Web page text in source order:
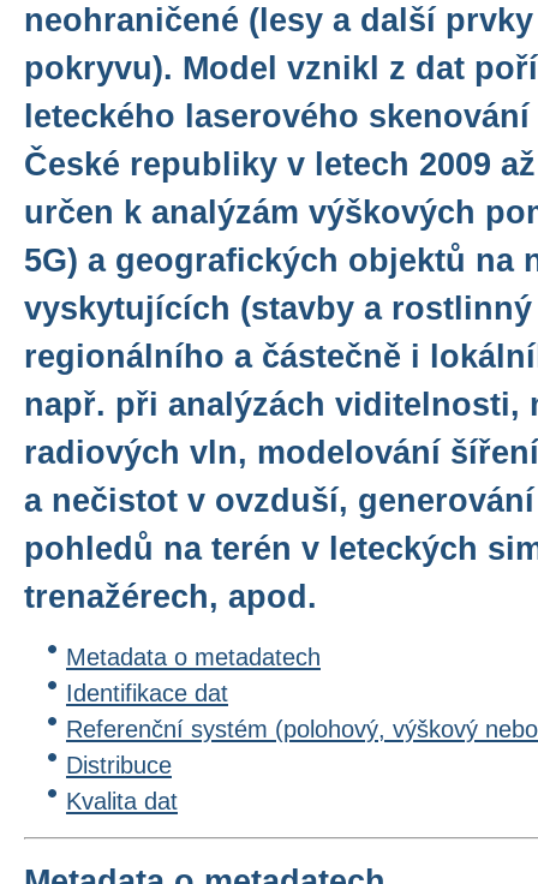
neohraničené (lesy a další
pokryvu). Model vznikl z dat
leteckého laserového
České republiky v letech 2009
určen k analýzám výškových
5G) a geografických objektů na
vyskytujících (stavby a
regionálního a částečně i
např. při analýzách viditelnosti,
radiových vln, modelování
a nečistot v ovzduší,
pohledů na terén v leteckých
trenažérech, apod.
Metadata o metadatech
Identifikace dat
Referenční systém (polohový, výškový
Distribuce
Kvalita dat